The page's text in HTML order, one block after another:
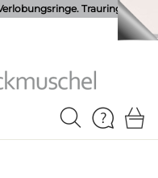
Trauringe.